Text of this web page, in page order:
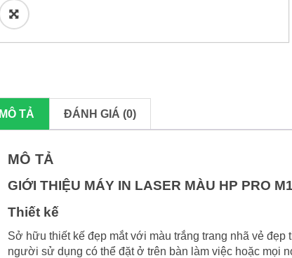
🔍
MÔ TẢ ĐÁNH GIÁ (0)
MÔ TẢ
GIỚI THIỆU MÁY IN LASER MÀU HP PRO
Thiết kế
Sở hữu thiết kế đẹp mắt với màu trắng trang nhã vẻ
người sử dụng có thể đặt ở trên bàn làm việc hoặc mọi